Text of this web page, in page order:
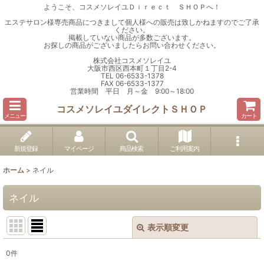
ようこそ、コスメソレイユＤｉｒｅｃｔ ＳＨＯＰへ！
エステサロン様専売商品につきまして個人様への販売は致しかねますのでご了承
ください。
掲載していない商品が多数ございます。
お探しの商品がございましたらお問い合わせください。
株式会社コスメソレイユ
大阪市西区西本町１丁目2-4
TEL 06-6533-1378
FAX 06-6533-1377
営業時間 平日 月～金 9:00～18:00
メニュー
コスメソレイユダイレクトＳＨＯＰ
カート
新規登録 マイページ 商品検索 ご利用案内
ホーム > ネイル
ネイル
表示順変更
0件